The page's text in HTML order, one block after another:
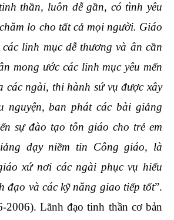
thần, luôn dễ gần, có tình yêu
lo cho tất cả mọi người. Giáo
linh mục dễ thương và ân cần
mong ước các linh mục yêu mến
các ngài, thi hành sứ vụ được xây
nguyện, ban phát các bài giảng
sự đào tạo tôn giáo cho trẻ em
dạy niềm tin Công giáo, là
xứ nơi các ngài phục vụ hiểu
đạo và các kỹ năng giao tiếp tốt”.
2006). Lãnh đạo tinh thần cơ bản